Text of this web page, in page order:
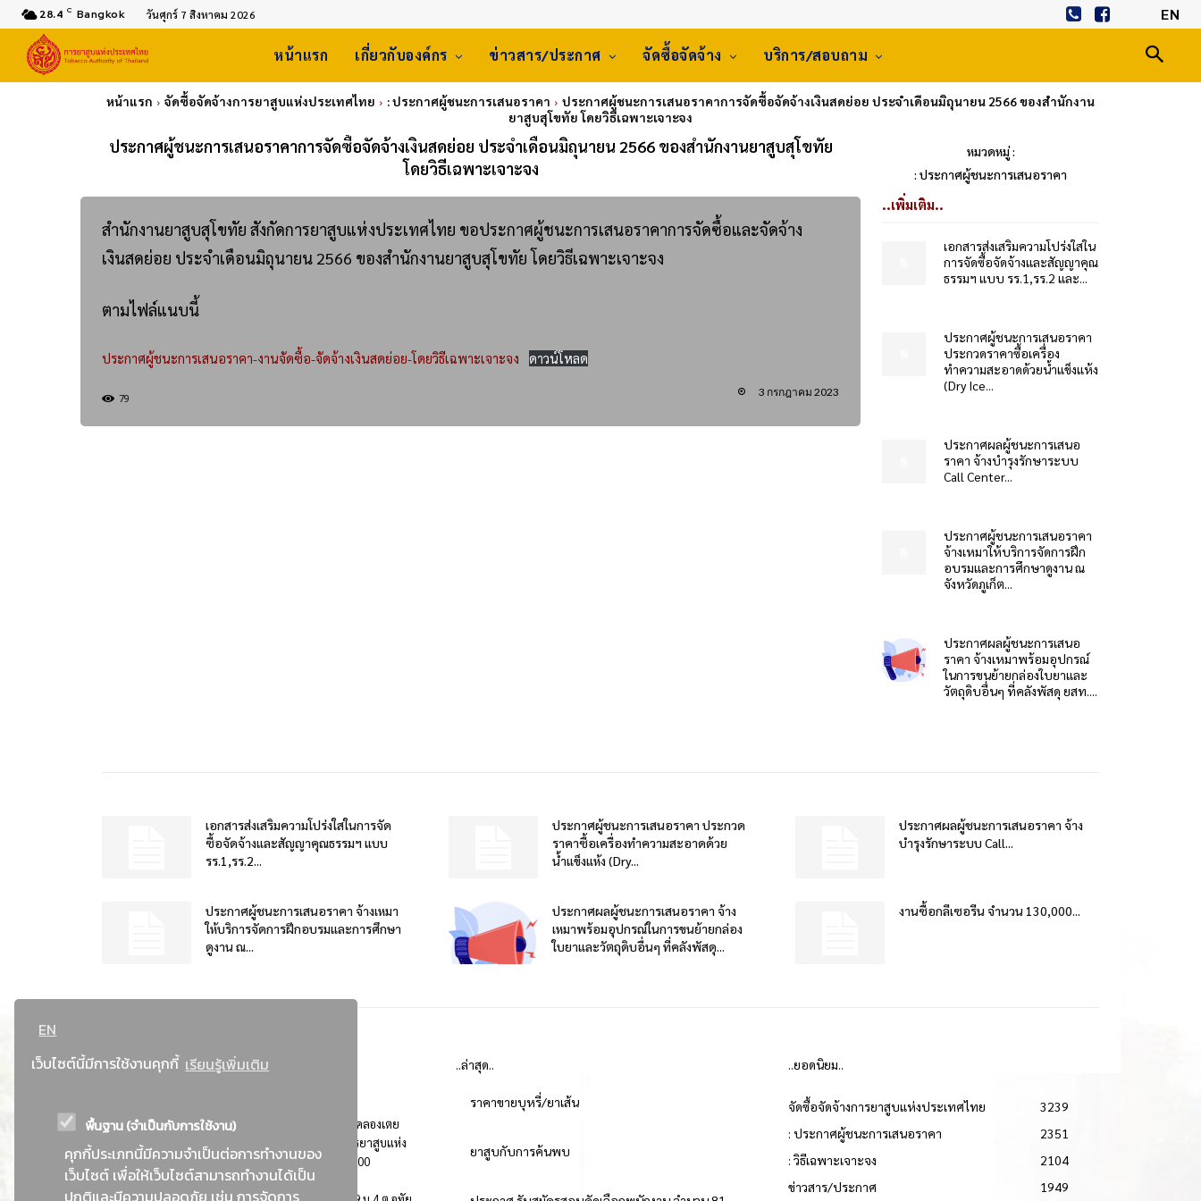
EN
เว็บไซต์นี้มีการใช้งานคุกกี้ เรียนรู้เพิ่มเติม
พื้นฐาน (จำเป็นกับการใช้งาน)
คุกกี้ประเภทนี้มีความจำเป็นต่อการทำงานของ
เว็บไซต์ เพื่อให้เว็บไซต์สามารถทำงานได้เป็น
28.4 C Bangkok วันศุกร์ 7 สิงหาคม 2026 EN
หน้าแรก เกี่ยวกับองค์กร ข่าวสาร/ประกาศ จัดซื้อจัดจ้าง บริการ/สอบถาม
หน้าแรก จัดซื้อจัดจ้างการยาสูบแห่งประเทศไทย : ประกาศผู้ชนะการเสนอราคา
ประกาศผู้ชนะการเสนอราคาการจัดซื้อจัดจ้างเงินสดย่อย ประจำเดือนมิถุนายน 2566 ของสำนักงาน
ยาสูบสุโขทัย โดยวิธีเฉพาะเจาะจง
ประกาศผู้ชนะการเสนอราคาการจัดซื้อจัดจ้างเงินสดย่อย ประจำเดือนมิถุนายน 2566 ของสำนักงานยาสูบสุโขทัย
โดยวิธีเฉพาะเจาะจง
หมวดหมู่ :
: ประกาศผู้ชนะการเสนอราคา
สำนักงานยาสูบสุโขทัย สังกัดการยาสูบแห่งประเทศไทย ขอประกาศผู้ชนะการเสนอราคาการจัดซื้อและจัดจ้าง
เงินสดย่อย ประจำเดือนมิถุนายน 2566 ของสำนักงานยาสูบสุโขทัย โดยวิธีเฉพาะเจาะจง
ตามไฟล์แนบนี้
ประกาศผู้ชนะการเสนอราคา-งานจัดซื้อ-จัดจ้างเงินสดย่อย-โดยวิธีเฉพาะเจาะจง ดาวน์โหลด
79 3 กรกฎาคม 2023
..เพิ่มเติม..
เอกสารส่งเสริมความโปร่งใสใน
การจัดซื้อจัดจ้างและสัญญาคุณ
ธรรมฯ แบบ รร.1,รร.2 และ...
ประกาศผู้ชนะการเสนอราคา
ประกวดราคาซื้อเครื่อง
ทำความสะอาดด้วยน้ำแข็งแห้ง
(Dry Ice...
ประกาศผลผู้ชนะการเสนอ
ราคา จ้างบำรุงรักษาระบบ
Call Center...
ประกาศผู้ชนะการเสนอราคา
จ้างเหมาให้บริการจัดการฝึก
อบรมและการศึกษาดูงาน ณ
จังหวัดภูเก็ต...
ประกาศผลผู้ชนะการเสนอ
ราคา จ้างเหมาพร้อมอุปกรณ์
ในการขนย้ายกล่องใบยาและ
วัตถุดิบอื่นๆ ที่คลังพัสดุ ยสท....
เอกสารส่งเสริมความโปร่งใสในการจัด
ซื้อจัดจ้างและสัญญาคุณธรรมฯ แบบ
รร.1,รร.2...
ประกาศผู้ชนะการเสนอราคา ประกวด
ราคาซื้อเครื่องทำความสะอาดด้วย
น้ำแข็งแห้ง (Dry...
ประกาศผลผู้ชนะการเสนอราคา จ้าง
บำรุงรักษาระบบ Call...
ประกาศผู้ชนะการเสนอราคา จ้างเหมา
ให้บริการจัดการฝึกอบรมและการศึกษา
ดูงาน ณ...
ประกาศผลผู้ชนะการเสนอราคา จ้าง
เหมาพร้อมอุปกรณ์ในการขนย้ายกล่อง
ใบยาและวัตถุดิบอื่นๆ ที่คลังพัสดุ...
งานซื้อกลีเซอรีน จำนวน 130,000...
ที่อยู่ : 184 ถนนพระรามที่ 4 แขวงคลองเตย เขตคลองเตย
กรุงเทพมหานคร 10110 ติดต่อประชาสัมพันธ์ การยาสูบแห่ง
ประเทศไทย Call center โทร. 0-2229-1000
..ล่าสุด..
ราคาขายบุหรี่/ยาเส้น
ยาสูบกับการค้นพบ
..ยอดนิยม..
จัดซื้อจัดจ้างการยาสูบแห่งประเทศไทย
3239
: ประกาศผู้ชนะการเสนอราคา
2351
: วิธีเฉพาะเจาะจง
2104
ข่าวสาร/ประกาศ
1949